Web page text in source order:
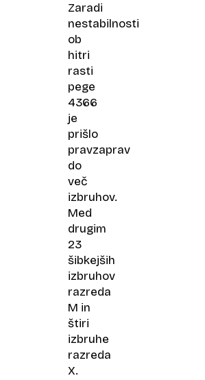
Zaradi
nestabilnosti
ob
hitri
rasti
pege
4366
je
prišlo
pravzaprav
do
več
izbruhov.
Med
drugim
23
šibkejših
izbruhov
razreda
M in
štiri
izbruhe
razreda
X.